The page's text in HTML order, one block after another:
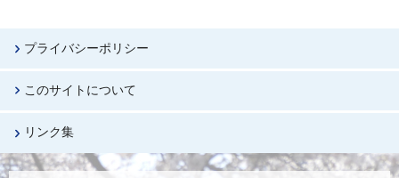
プライバシーポリシー
このサイトについて
リンク集